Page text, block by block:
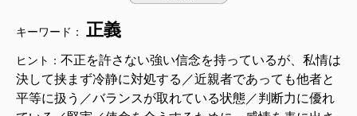
キーワード： 正義
ヒント： 不正を許さない強い信念を持っているが、私情は
決して挟まず冷静に対処する／近親者であっても他者と
平等に扱う／バランスが取れている状態／判断力に優れ